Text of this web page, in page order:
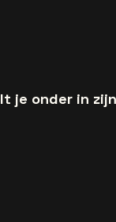
je onder in